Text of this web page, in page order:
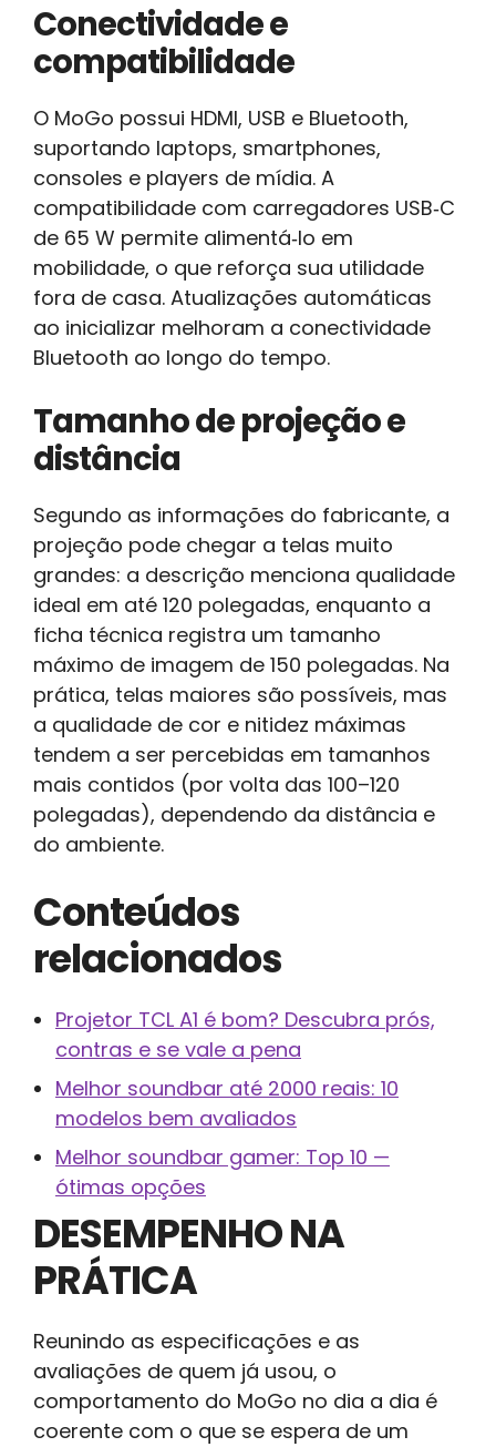
Conectividade e
compatibilidade
O MoGo possui HDMI, USB e Bluetooth,
suportando laptops, smartphones,
consoles e players de mídia. A
compatibilidade com carregadores USB‑C
de 65 W permite alimentá‑lo em
mobilidade, o que reforça sua utilidade
fora de casa. Atualizações automáticas
ao inicializar melhoram a conectividade
Bluetooth ao longo do tempo.
Tamanho de projeção e
distância
Segundo as informações do fabricante, a
projeção pode chegar a telas muito
grandes: a descrição menciona qualidade
ideal em até 120 polegadas, enquanto a
ficha técnica registra um tamanho
máximo de imagem de 150 polegadas. Na
prática, telas maiores são possíveis, mas
a qualidade de cor e nitidez máximas
tendem a ser percebidas em tamanhos
mais contidos (por volta das 100–120
polegadas), dependendo da distância e
do ambiente.
Conteúdos
relacionados
Projetor TCL A1 é bom? Descubra prós,
contras e se vale a pena
Melhor soundbar até 2000 reais: 10
modelos bem avaliados
Melhor soundbar gamer: Top 10 —
ótimas opções
DESEMPENHO NA
PRÁTICA
Reunindo as especificações e as
avaliações de quem já usou, o
comportamento do MoGo no dia a dia é
coerente com o que se espera de um